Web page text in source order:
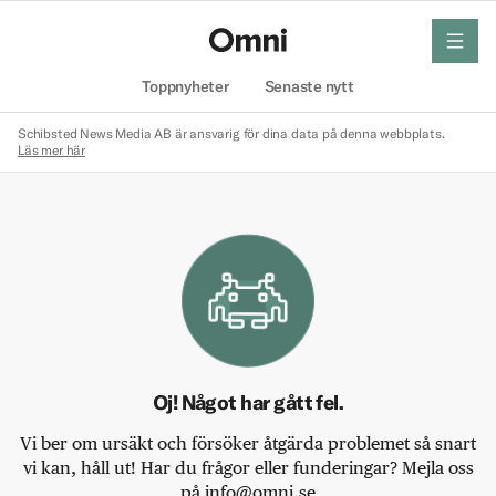
Toppnyheter Senaste nytt
meny
Schibsted News Media AB är ansvarig för dina data på denna webbplats.
Läs mer här
Oj! Något har gått fel.
Vi ber om ursäkt och försöker åtgärda problemet så snart
vi kan, håll ut! Har du frågor eller funderingar? Mejla oss